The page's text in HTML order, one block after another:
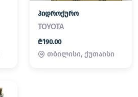
ჰიდროქურო
TOYOTA
₾190.00
თბილისი, ქუთაისი